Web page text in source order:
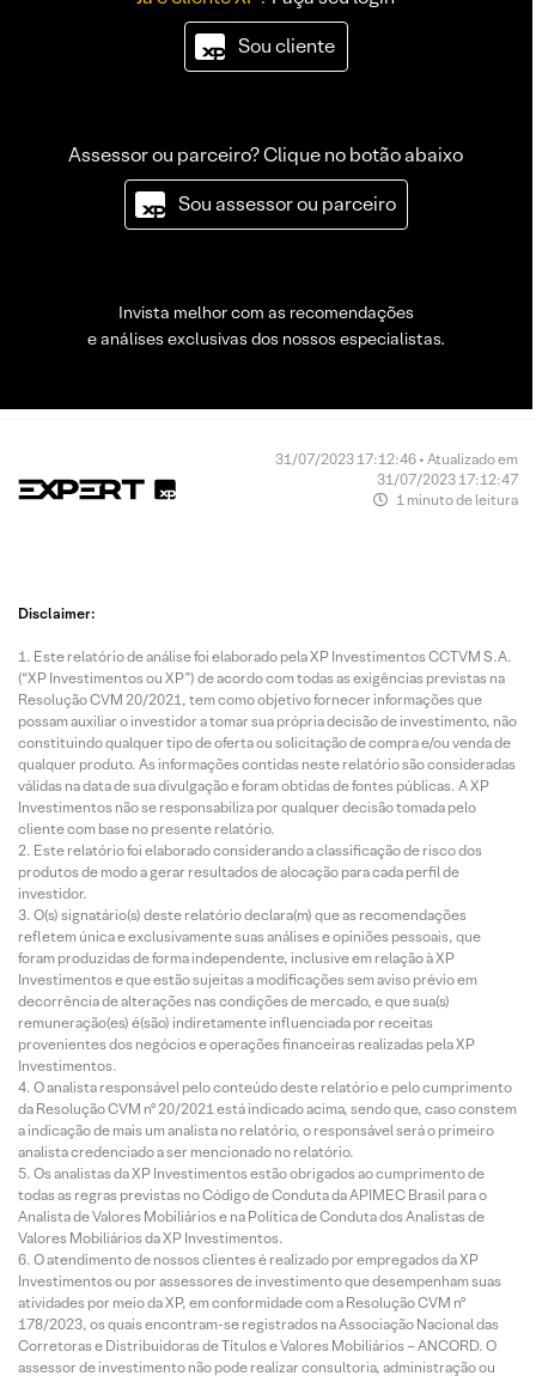
Sou cliente
Assessor ou parceiro? Clique no botão abaixo
Sou assessor ou parceiro
Invista melhor com as recomendações
e análises exclusivas dos nossos especialistas.
31/07/2023 17:12:46 • Atualizado em
31/07/2023 17:12:47
1 minuto de leitura
Disclaimer:
Este relatório de análise foi elaborado pela XP Investimentos CCTVM S.A.
(“XP Investimentos ou XP”) de acordo com todas as exigências previstas na
Resolução CVM 20/2021, tem como objetivo fornecer informações que
possam auxiliar o investidor a tomar sua própria decisão de investimento, não
constituindo qualquer tipo de oferta ou solicitação de compra e/ou venda de
qualquer produto. As informações contidas neste relatório são consideradas
válidas na data de sua divulgação e foram obtidas de fontes públicas. A XP
Investimentos não se responsabiliza por qualquer decisão tomada pelo
cliente com base no presente relatório.
Este relatório foi elaborado considerando a classificação de risco dos
produtos de modo a gerar resultados de alocação para cada perfil de
investidor.
O(s) signatário(s) deste relatório declara(m) que as recomendações
refletem única e exclusivamente suas análises e opiniões pessoais, que
foram produzidas de forma independente, inclusive em relação à XP
Investimentos e que estão sujeitas a modificações sem aviso prévio em
decorrência de alterações nas condições de mercado, e que sua(s)
remuneração(es) é(são) indiretamente influenciada por receitas
provenientes dos negócios e operações financeiras realizadas pela XP
Investimentos.
O analista responsável pelo conteúdo deste relatório e pelo cumprimento
da Resolução CVM nº 20/2021 está indicado acima, sendo que, caso constem
a indicação de mais um analista no relatório, o responsável será o primeiro
analista credenciado a ser mencionado no relatório.
Os analistas da XP Investimentos estão obrigados ao cumprimento de
todas as regras previstas no Código de Conduta da APIMEC Brasil para o
Analista de Valores Mobiliários e na Política de Conduta dos Analistas de
Valores Mobiliários da XP Investimentos.
O atendimento de nossos clientes é realizado por empregados da XP
Investimentos ou por assessores de investimento que desempenham suas
atividades por meio da XP, em conformidade com a Resolução CVM nº
178/2023, os quais encontram-se registrados na Associação Nacional das
Corretoras e Distribuidoras de Títulos e Valores Mobiliários – ANCORD. O
assessor de investimento não pode realizar consultoria, administração ou